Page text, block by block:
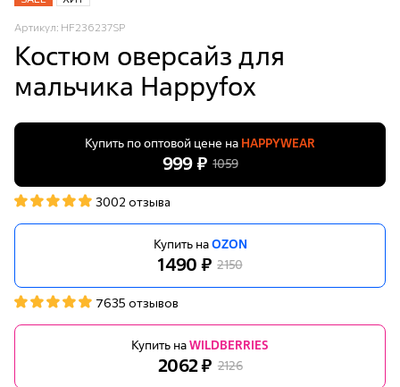
Артикул: HF236237SP
Костюм оверсайз для
мальчика Happyfox
Купить по оптовой цене на HAPPYWEAR
999 ₽ 1059
3002 отзыва
Купить наOZON
1490 ₽ 2150
7635 отзывов
Купить наWILDBERRIES
2062 ₽ 2126